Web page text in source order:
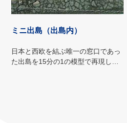
ミニ出島（出島内）
日本と西欧を結ぶ唯一の窓口であっ
た出島を15分の1の模型で再現しま